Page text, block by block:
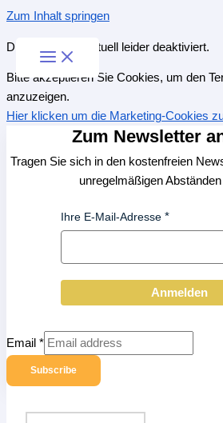
Zum Inhalt springen
Diese Seite ist aktuell leider deaktiviert.
Bitte akzeptieren Sie Cookies, um den
anzuzeigen.
Hier klicken um die Marketing-Cookies
Zum Newsletter
Tragen Sie sich in den kostenfreien
unregelmäßigen
Ihre E-Mail-Adresse
Anmelden
Email *
Subscribe